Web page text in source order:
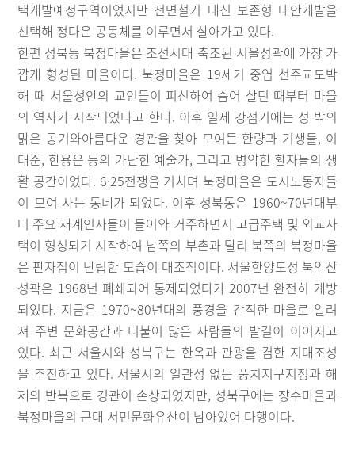
택개발예정구역이었지만 전면철거 대신 보존형 대안개발을
선택해 정다운 공동체를 이루면서 살아가고 있다.
한편 성북동 북정마을은 조선시대 축조된 서울성곽에 가장 가
깝게 형성된 마을이다. 북정마을은 19세기 중엽 천주교도박
해 때 서울성안의 교인들이 피신하여 숨어 살던 때부터 마을
의 역사가 시작되었다고 한다. 이후 일제 강점기에는 성 밖의
맑은 공기와아름다운 경관을 찾아 모여든 한량과 기생들, 이
태준, 한용운 등의 가난한 예술가, 그리고 병약한 환자들의 생
활 공간이었다. 6·25전쟁을 거치며 북정마을은 도시노동자들
이 모여 사는 동네가 되었다. 이후 성북동은 1960~70년대부
터 주요 재계인사들이 들어와 거주하면서 고급주택 및 외교사
택이 형성되기 시작하여 남쪽의 부촌과 달리 북쪽의 북정마을
은 판자집이 난립한 모습이 대조적이다. 서울한양도성 북악산
성곽은 1968년 폐쇄되어 통제되었다가 2007년 완전히 개방
되었다. 지금은 1970~80년대의 풍경을 간직한 마을로 알려
져 주변 문화공간과 더불어 많은 사람들의 발길이 이어지고
있다. 최근 서울시와 성북구는 한옥과 관광을 겸한 지대조성
을 추진하고 있다. 서울시의 일관성 없는 풍치지구지정과 해
제의 반복으로 경관이 손상되었지만, 성북구에는 장수마을과
북정마을의 근대 서민문화유산이 남아있어 다행이다.